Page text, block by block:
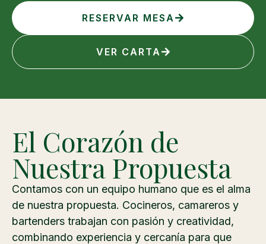
RESERVAR MESA
VER CARTA
El Corazón de
Nuestra Propuesta
Contamos con un equipo humano que es el alma
de nuestra propuesta. Cocineros, camareros y
bartenders trabajan con pasión y creatividad,
combinando experiencia y cercanía para que